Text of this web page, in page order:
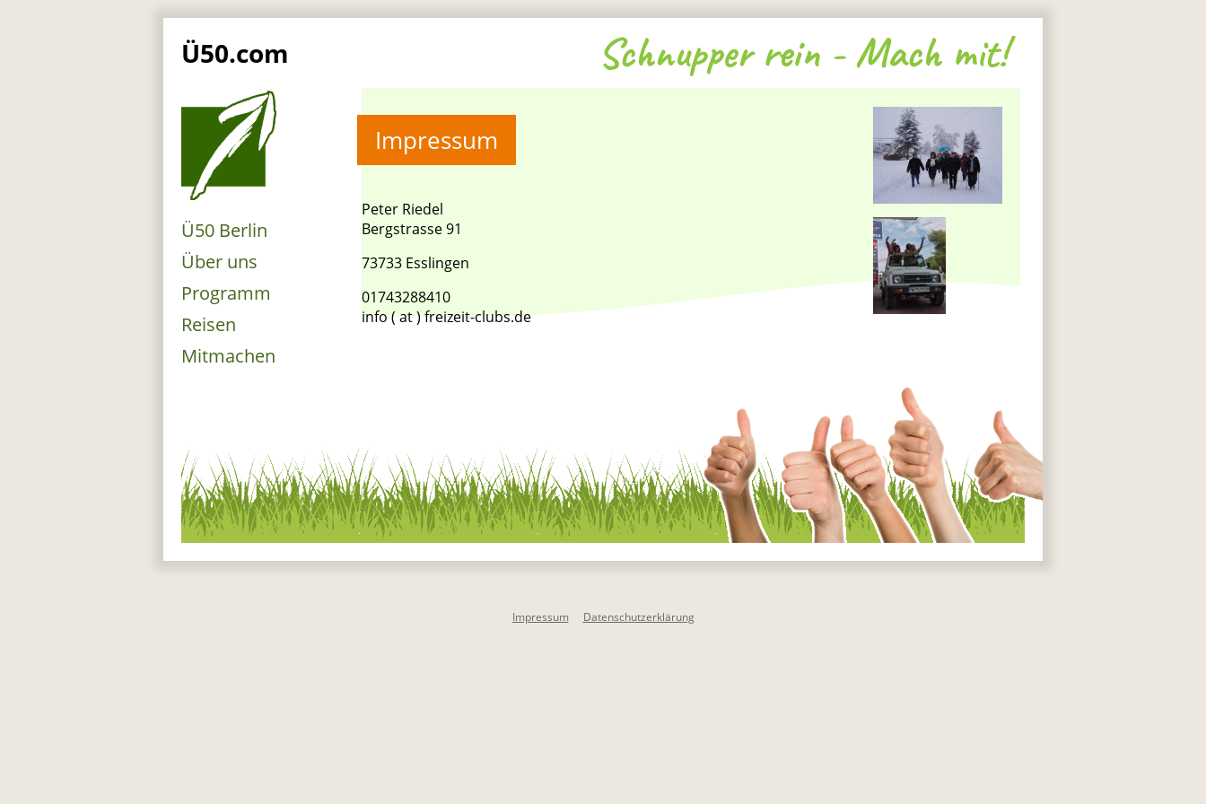
Ü50.com Schnupper rein - Mach mit!
Ü50 Berlin
Über uns
Programm
Reisen
Mitmachen
Impressum
Peter Riedel
Bergstrasse 91
73733 Esslingen
01743288410
info ( at ) freizeit-clubs.de
Impressum Datenschutzerklärung